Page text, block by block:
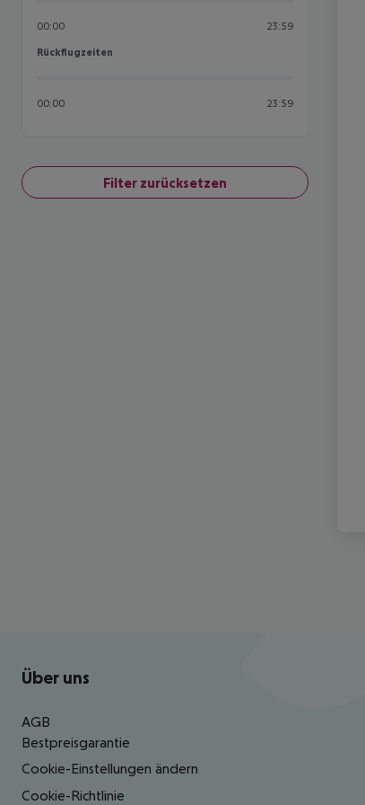
00:00 23:59
Rückflugzeiten
Rückflugzeiten
00:00 23:59
Filter zurücksetzen
Footer navigation
Über uns
AGB
Bestpreisgarantie
Cookie-Einstellungen ändern
Cookie-Richtlinie